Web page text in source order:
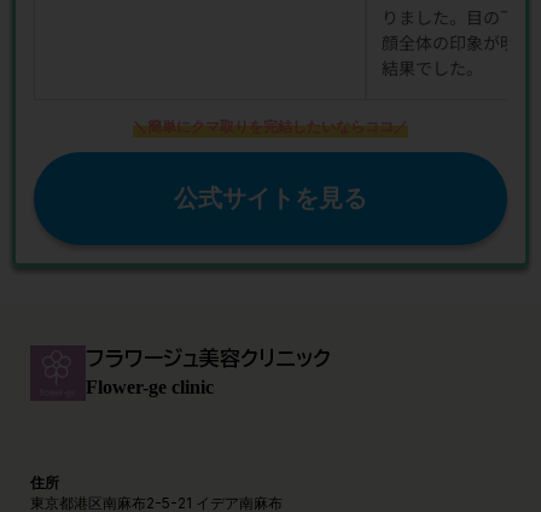
りました。目の下
顔全体の印象が明る
結果でした。
＼簡単にクマ取りを完結したいならココ／
公式サイトを見る
フラワージュ美容クリニック
Flower-ge clinic
住所
東京都港区南麻布2-5-21 イデア南麻布